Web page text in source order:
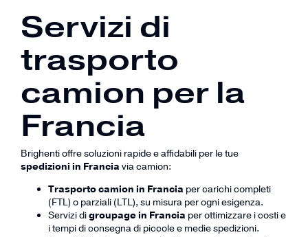
Servizi di
trasporto
camion per la
Francia
Brighenti offre soluzioni rapide e affidabili per le tue
spedizioni in Francia via camion:
Trasporto camion in Francia per carichi completi
(FTL) o parziali (LTL), su misura per ogni esigenza.
Servizi digroupage in Francia per ottimizzare i costi e
i tempi di consegna di piccole e medie spedizioni.